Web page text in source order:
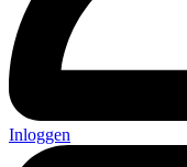
Inloggen